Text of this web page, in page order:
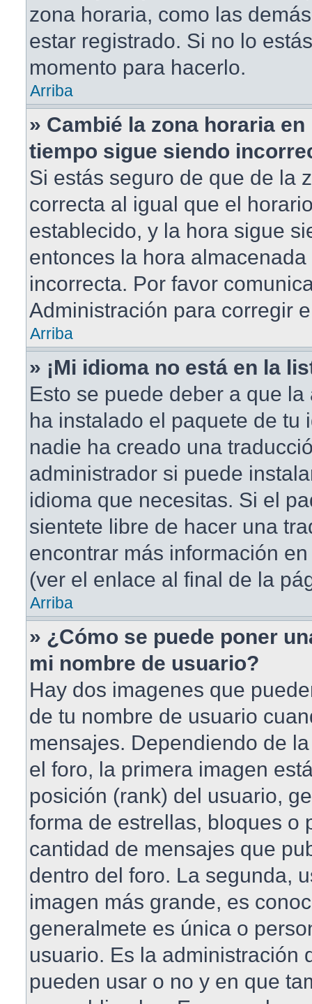
zona horaria, como las
estar registrado. Si no lo
momento para hacerlo.
Arriba
» Cambié la zona horaria
tiempo sigue siendo
Si estás seguro de que de la
correcta al igual que el
establecido, y la hora sigue
entonces la hora
incorrecta. Por favor
Administración para corregir
Arriba
» ¡Mi idioma no está en la
Esto se puede deber a que
ha instalado el paquete de tu
nadie ha creado una
administrador si puede
idioma que necesitas. Si el
sientete libre de hacer una
encontrar más información
(ver el enlace al final de la
Arriba
» ¿Cómo se puede poner
mi nombre de usuario?
Hay dos imagenes que
de tu nombre de usuario
mensajes. Dependiendo de
el foro, la primera imagen
posición (rank) del usuario,
forma de estrellas, bloques o
cantidad de mensajes que
dentro del foro. La segunda,
imagen más grande, es
generalmete es única o
usuario. Es la administración
pueden usar o no y en que